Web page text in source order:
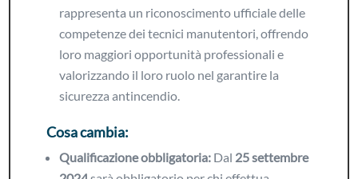
rappresenta un riconoscimento ufficiale delle
competenze dei tecnici manutentori, offrendo
loro maggiori opportunità professionali e
valorizzando il loro ruolo nel garantire la
sicurezza antincendio.
Cosa cambia:
Qualificazione obbligatoria: Dal 25 settembre